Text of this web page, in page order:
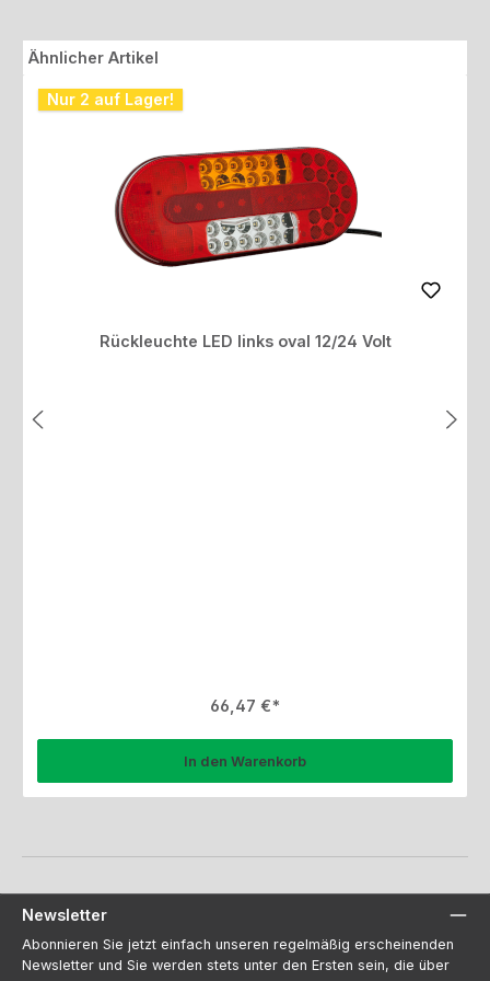
Produktgalerie überspringen
Ähnlicher Artikel
Nur 2 auf Lager!
Rückleuchte LED links oval 12/24 Volt
Regulärer Preis:
66,47 €
In den Warenkorb
Newsletter
Abonnieren Sie jetzt einfach unseren regelmäßig erscheinenden
Newsletter und Sie werden stets unter den Ersten sein, die über